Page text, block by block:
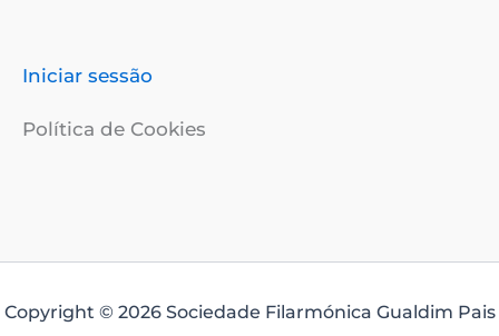
Iniciar sessão
Política de Cookies
Copyright © 2026 Sociedade Filarmónica Gualdim Pais